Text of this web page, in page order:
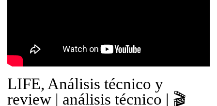
LIFE, Análisis técnico y
review | análisis técnico | 🎬